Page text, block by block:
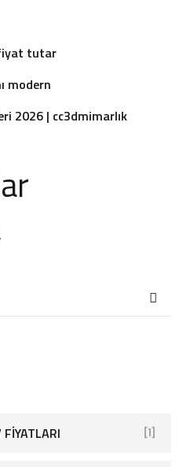
fiyat tutar
modern
2026 | cc3dmimarlık
[1]